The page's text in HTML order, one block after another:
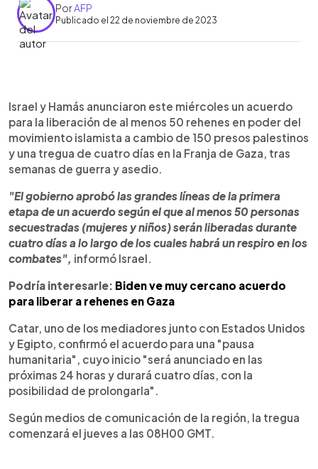
PorAFP
Publicado el 22 de noviembre de 2023
► Escuchar artículo
Israel y Hamás anunciaron este miércoles un acuerdo
para la liberación de al menos 50 rehenes en poder del
movimiento islamista a cambio de 150 presos palestinos
y una tregua de cuatro días en la Franja de Gaza, tras
semanas de guerra y asedio.
"El gobierno aprobó las grandes líneas de la primera
etapa de un acuerdo según el que al menos 50 personas
secuestradas (mujeres y niños) serán liberadas durante
cuatro días a lo largo de los cuales habrá un respiro en los
combates", informó Israel.
Podría interesarle: Biden ve muy cercano acuerdo
para liberar a rehenes en Gaza
Catar, uno de los mediadores junto con Estados Unidos
y Egipto, confirmó el acuerdo para una "pausa
humanitaria", cuyo inicio "será anunciado en las
próximas 24 horas y durará cuatro días, con la
posibilidad de prolongarla".
Según medios de comunicación de la región, la tregua
comenzará el jueves a las 08H00 GMT.